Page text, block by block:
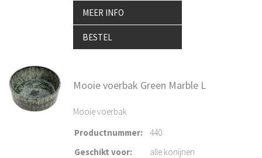
MEER INFO
BESTEL
Mooie voerbak Green Marble L
Mooie voerbak
Productnummer:
440
Geschikt voor: alle konijnen